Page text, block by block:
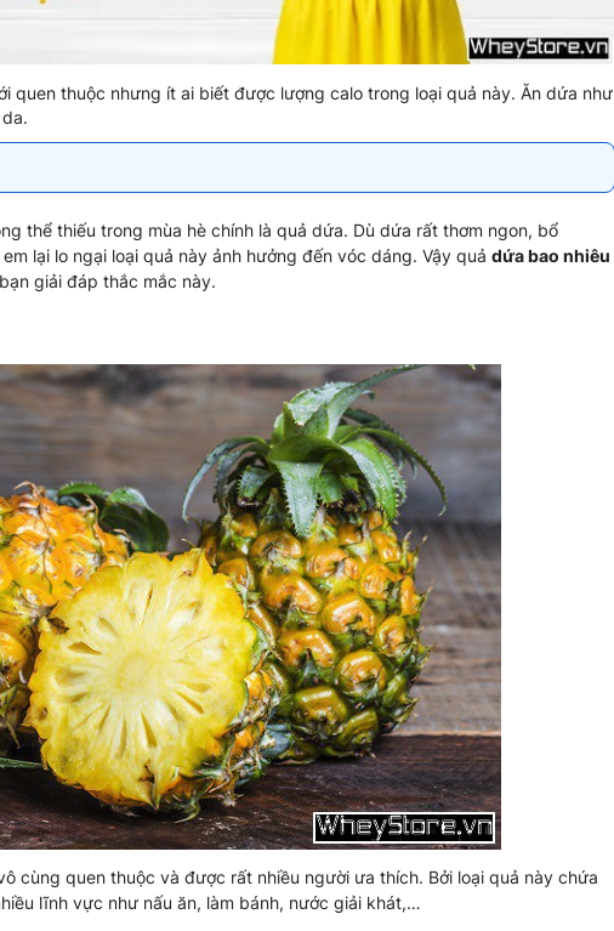
quen thuộc nhưng ít ai biết được lượng calo trong loại quả này. Ăn dứa như
thể thiếu trong mùa hè chính là quả dứa. Dù dứa rất thơm ngon, bổ
lại lo ngại loại quả này ảnh hưởng đến vóc dáng. Vậy quả dứa bao nhiêu
giải đáp thắc mắc này.
cùng quen thuộc và được rất nhiều người ưa thích. Bởi loại quả này chứa
lĩnh vực như nấu ăn, làm bánh, nước giải khát,…